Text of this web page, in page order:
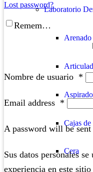
Lost password?
Remember Me
Nombre de usuario *
Email address *
A password will be
Sus datos personales
experiencia en este
Laboratorio
Arenado
Cajas
Cera